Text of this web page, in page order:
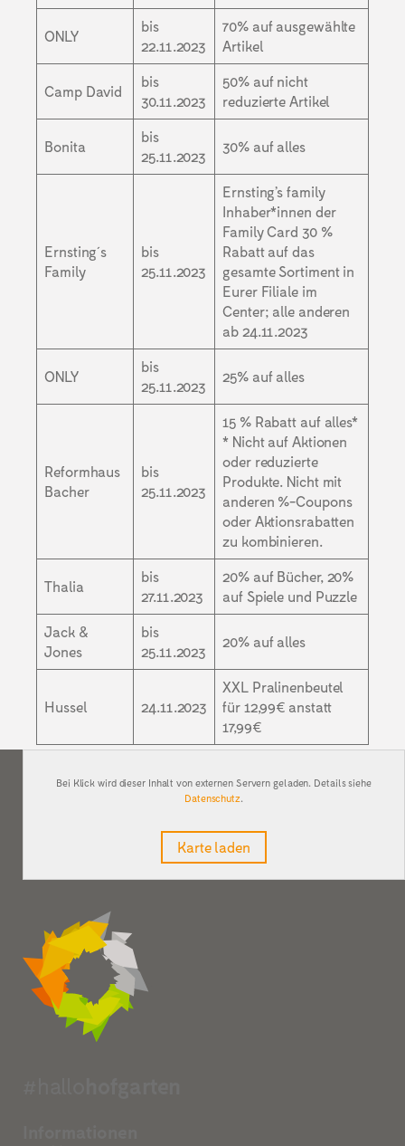
ONLY
bis
22.11.2023
70% auf ausgewählte
Artikel
Camp David
bis
30.11.2023
50% auf nicht
reduzierte Artikel
Bonita
bis
25.11.2023
30% auf alles
Ernsting´s
Family
bis
25.11.2023
Ernsting’s family
Inhaber*innen der
Family Card 30 %
Rabatt auf das
gesamte Sortiment in
Eurer Filiale im
Center; alle anderen
ab 24.11.2023
ONLY
bis
25.11.2023
25% auf alles
Reformhaus
Bacher
bis
25.11.2023
15 % Rabatt auf alles*
* Nicht auf Aktionen
oder reduzierte
Produkte. Nicht mit
anderen %-Coupons
oder Aktionsrabatten
zu kombinieren.
Thalia
bis
27.11.2023
20% auf Bücher, 20%
auf Spiele und Puzzle
Jack &
Jones
bis
25.11.2023
20% auf alles
Hussel 24.11.2023
XXL Pralinenbeutel
für 12,99€ anstatt
17,99€
Bei Klick wird dieser Inhalt von externen Servern geladen. Details siehe
Datenschutz.
Karte laden